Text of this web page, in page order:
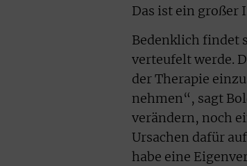
Das ist ein großer
Bedenklich findet
verteufelt werde.
der Therapie
nehmen“, sagt
verändern, noch
Ursachen dafür
habe eine